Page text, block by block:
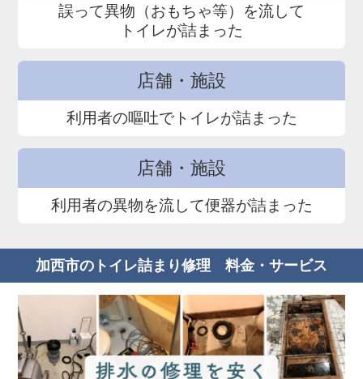
誤って異物（おもちゃ等）を流して
トイレが詰まった
店舗・施設
利用者の嘔吐でトイレが詰まった
店舗・施設
利用者の異物を流して便器が詰まった
加西市のトイレ詰まり修理 料金・サービス